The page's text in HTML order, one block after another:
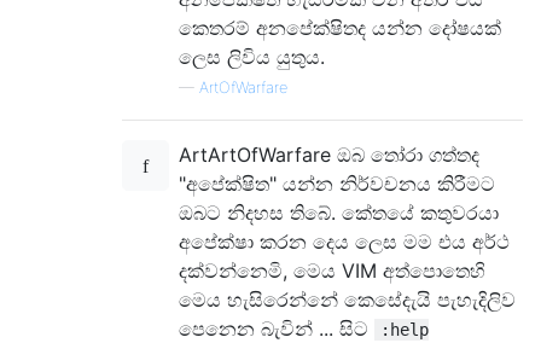
කෙතරම් අනපේක්ෂිතද යන්න දෝෂයක්
ලෙස ලිවිය යුතුය.
— ArtOfWarfare
ArtArtOfWarfare ඔබ තෝරා ගත්තද
"අපේක්ෂිත" යන්න නිර්වචනය කිරීමට
ඔබට නිදහස තිබේ. කේතයේ කතුවරයා
අපේක්ෂා කරන දෙය ලෙස මම එය අර්ථ
දක්වන්නෙමි, මෙය VIM අත්පොතෙහි
මෙය හැසිරෙන්නේ කෙසේදැයි පැහැදිලිව
පෙනෙන බැවින් ... සිට
:help